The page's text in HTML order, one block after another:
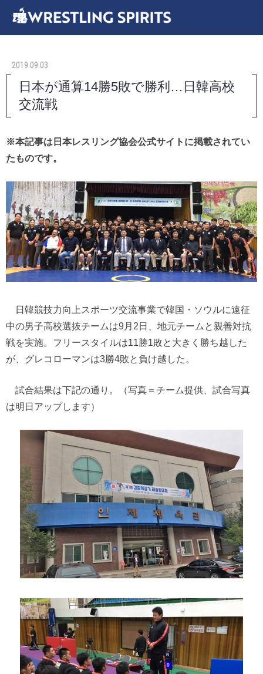
2019.09.03
日本が通算14勝5敗で勝利…日韓高校
交流戦
※本記事は日本レスリング協会公式サイトに掲載されてい
たものです。
日韓競技力向上スポーツ交流事業で韓国・ソウルに遠征
中の男子高校選抜チームは9月2日、地元チームと親善対抗
戦を実施。フリースタイルは11勝1敗と大きく勝ち越した
が、グレコローマンは3勝4敗と負け越した。
試合結果は下記の通り。（写真＝チーム提供、試合写真
は明日アップします）